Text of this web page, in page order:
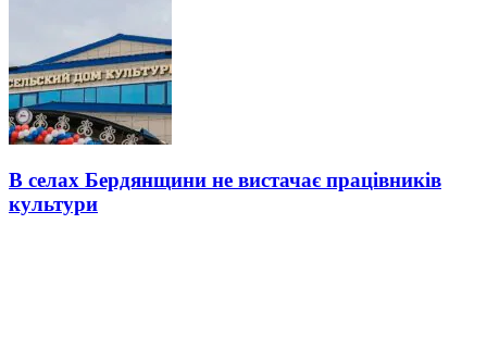
В селах Бердянщини не вистачає працівників
культури